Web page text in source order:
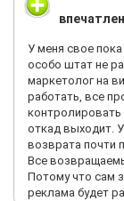
У меня свое
особо штат не
маркетолог на
работать, все
контролировать
откад выходит.
возврата почти
Все
Потому что сам
реклама будет